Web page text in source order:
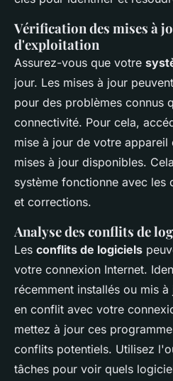
Vérification des mises à
d'exploitation
Assurez-vous que votre
jour. Les mises à jour
pour des problèmes connus
connectivité. Pour cela,
mise à jour de votre appareil
mises à jour disponibles.
système fonctionne avec les
et corrections.
Analyse des conflits de
Les conflits de logiciels
votre connexion Internet.
récemment installés ou mis
en conflit avec votre
mettez à jour ces
conflits potentiels. Utilisez
tâches pour voir quels